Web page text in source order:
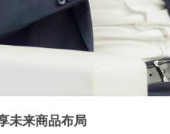
未来商品布局